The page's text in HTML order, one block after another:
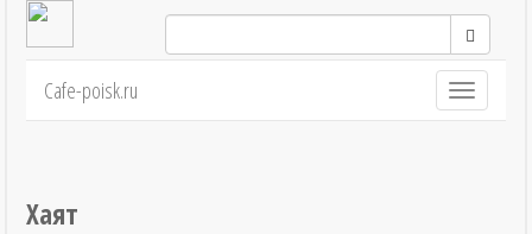
Навигация
Cafe-poisk.ru
Хаят